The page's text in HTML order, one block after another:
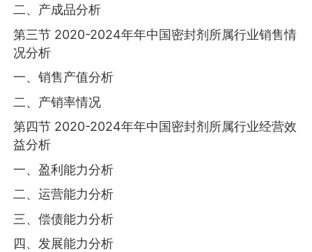
二、产成品分析
第三节 2020-2024年年中国密封剂所属行业销售情
况分析
一、销售产值分析
二、产销率情况
第四节 2020-2024年年中国密封剂所属行业经营效
益分析
一、盈利能力分析
二、运营能力分析
三、偿债能力分析
四、发展能力分析